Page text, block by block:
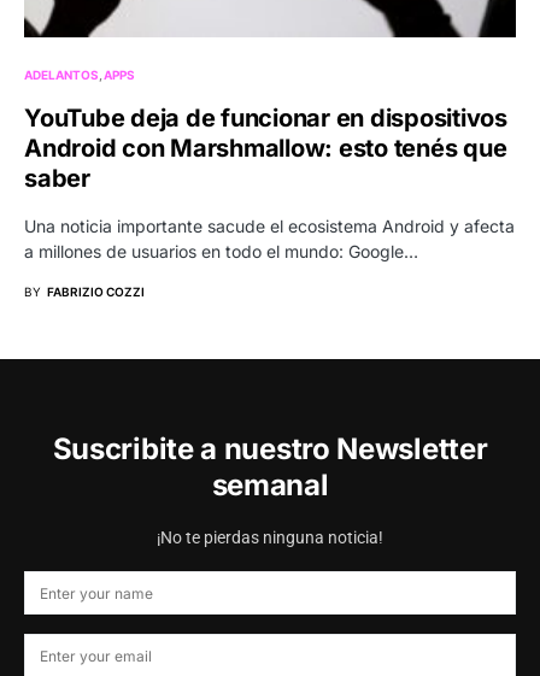
ADELANTOS APPS
YouTube deja de funcionar en dispositivos
Android con Marshmallow: esto tenés que
saber
Una noticia importante sacude el ecosistema Android y afecta
a millones de usuarios en todo el mundo: Google…
BY FABRIZIO COZZI
Suscribite a nuestro Newsletter
semanal
¡No te pierdas ninguna noticia!